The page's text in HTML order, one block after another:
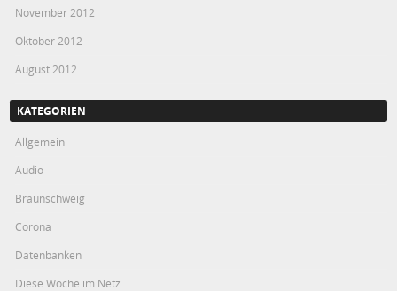
November 2012
Oktober 2012
August 2012
KATEGORIEN
Allgemein
Audio
Braunschweig
Corona
Datenbanken
Diese Woche im Netz